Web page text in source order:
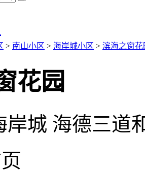
> 南山小区 > 海岸城小区 > 滨海之窗花
花园
岸城 海德三道